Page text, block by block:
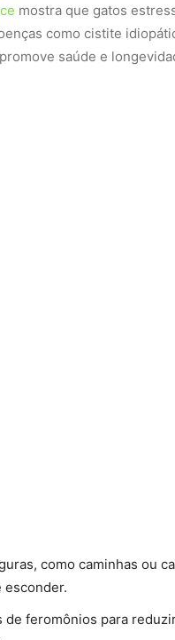
mostra que gatos
como cistite
saúde e
como caminhas ou
esconder.
de feromônios para